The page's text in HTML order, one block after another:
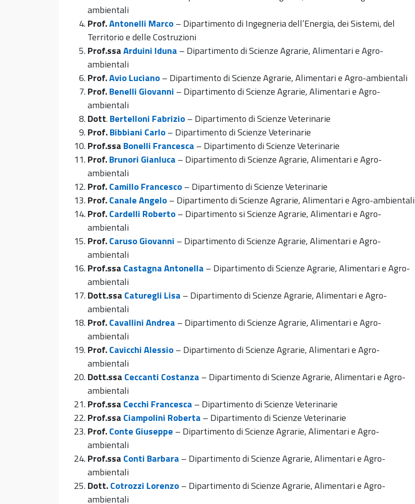
ambientali
Prof.Antonelli Marco– Dipartimento di Ingegneria dell’Energia, dei Sistemi, del
Territorio e delle Costruzioni
Prof.ssaArduini Iduna – Dipartimento di Scienze Agrarie, Alimentari e Agro-
ambientali
Prof.Avio Luciano– Dipartimento di Scienze Agrarie, Alimentari e Agro-ambientali
Prof.Benelli Giovanni – Dipartimento di Scienze Agrarie, Alimentari e Agro-
ambientali
Dott.Bertelloni Fabrizio– Dipartimento di Scienze Veterinarie
Prof.Bibbiani Carlo– Dipartimento di Scienze Veterinarie
Prof.ssa Bonelli Francesca – Dipartimento di Scienze Veterinarie
Prof.Brunori Gianluca – Dipartimento di Scienze Agrarie, Alimentari e Agro-
ambientali
Prof.Camillo Francesco– Dipartimento di Scienze Veterinarie
Prof.Canale Angelo– Dipartimento di Scienze Agrarie, Alimentari e Agro-ambientali
Prof.Cardelli Roberto– Dipartimento si Scienze Agrarie, Alimentari e Agro-
ambientali
Prof.Caruso Giovanni – Dipartimento di Scienze Agrarie, Alimentari e Agro-
ambientali
Prof.ssa Castagna Antonella – Dipartimento di Scienze Agrarie, Alimentari e Agro-
ambientali
Dott.ssa Caturegli Lisa – Dipartimento di Scienze Agrarie, Alimentari e Agro-
ambientali
Prof.Cavallini Andrea – Dipartimento di Scienze Agrarie, Alimentari e Agro-
ambientali
Prof.Cavicchi Alessio– Dipartimento di Scienze Agrarie, Alimentari e Agro-
ambientali
Dott.ssa Ceccanti Costanza – Dipartimento di Scienze Agrarie, Alimentari e Agro-
ambientali
Prof.ssa Cecchi Francesca – Dipartimento di Scienze Veterinarie
Prof.ssa Ciampolini Roberta – Dipartimento di Scienze Veterinarie
Prof.Conte Giuseppe – Dipartimento di Scienze Agrarie, Alimentari e Agro-
ambientali
Prof.ssa Conti Barbara – Dipartimento di Scienze Agrarie, Alimentari e Agro-
ambientali
Dott.Cotrozzi Lorenzo– Dipartimento di Scienze Agrarie, Alimentari e Agro-
ambientali